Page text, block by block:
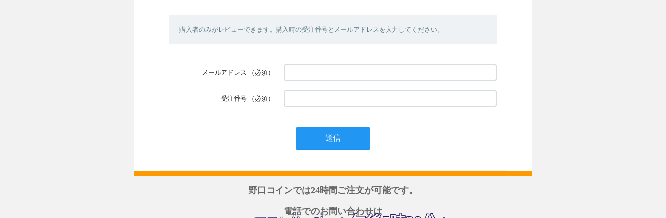
購入者のみがレビューできます。購入時の受注番号とメールアドレスを入力してください。
メールアドレス （必須）
受注番号 （必須）
野口コインでは24時間ご注文が可能です。
電話でのお問い合わせは